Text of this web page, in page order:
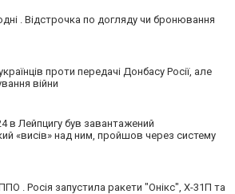
. Відстрочка по догляду чи бронювання
проти передачі Донбасу Росії, але
війни
в Лейпцигу був завантажений
«висів» над ним, пройшов через систему
. Росія запустила ракети "Онікс", Х-31П та